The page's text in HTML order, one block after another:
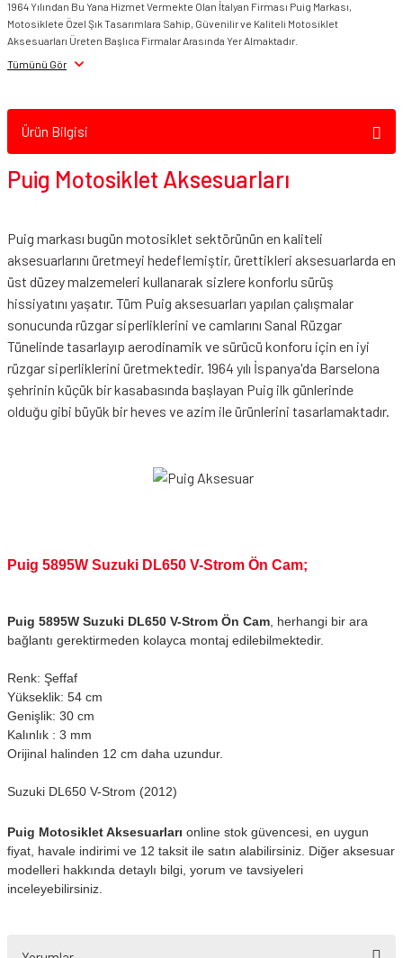
1964 Yılından Bu Yana Hizmet Vermekte Olan İtalyan Firması Puig Markası,
Motosiklete Özel Şık Tasarımlara Sahip, Güvenilir ve Kaliteli Motosiklet
Aksesuarları Üreten Başlıca Firmalar Arasında Yer Almaktadır.
Tümünü Gör
Ürün Bilgisi
Puig Motosiklet Aksesuarları
Puig markası bugün motosiklet sektörünün en kaliteli
aksesuarlarını üretmeyi hedeflemiştir, ürettikleri aksesuarlarda en
üst düzey malzemeleri kullanarak sizlere konforlu sürüş
hissiyatını yaşatır. Tüm Puig aksesuarları yapılan çalışmalar
sonucunda rüzgar siperliklerini ve camlarını Sanal Rüzgar
Tünelinde tasarlayıp aerodinamik ve sürücü konforu için en iyi
rüzgar siperliklerini üretmektedir. 1964 yılı İspanya'da Barselona
şehrinin küçük bir kasabasında başlayan Puig ilk günlerinde
olduğu gibi büyük bir heves ve azim ile ürünlerini tasarlamaktadır.
Puig 5895W Suzuki DL650 V-Strom Ön Cam;
Puig 5895W Suzuki DL650 V-Strom Ön Cam , herhangi bir ara
bağlantı gerektirmeden kolayca montaj edilebilmektedir.
Renk: Şeffaf
Yükseklik: 54 cm
Genişlik: 30 cm
Kalınlık : 3 mm
Orijinal halinden 12 cm daha uzundur.
Suzuki DL650 V-Strom (2012)
Puig Motosiklet Aksesuarları online stok güvencesi, en uygun
fiyat, havale indirimi ve 12 taksit ile satın alabilirsiniz. Diğer aksesuar
modelleri hakkında detaylı bilgi, yorum ve tavsiyeleri
inceleyebilirsiniz.